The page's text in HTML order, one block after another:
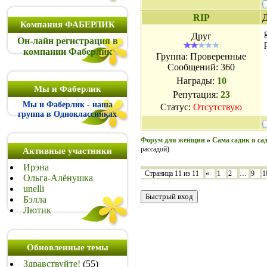
Компания ФАБЕРЛИК
Он-лайн регистрация в
компании Фаберлик
Мы и Фаберлик
Мы и Фаберлик - наша
группа в Одноклассниках
Активные участники
Ирэна
Ольга-Алёнушка
unelli
Бэлла
Лютик
Обновленные темы
Здравствуйте! (55)
RIP
Друг
Группа: Проверенные
Сообщений: 360
Награды: 10
Репутация: 23
Статус: Отсутствую
Форум для женщин » Сама садик я
рассадой)
Страница 11 из 11 « 1 2 … 9